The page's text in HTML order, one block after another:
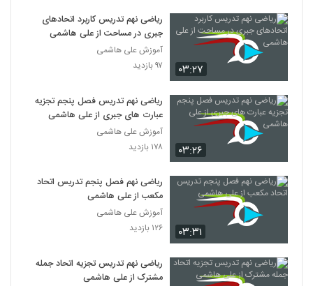
۰۳:۲۷
ریاضی نهم تدریس کاربرد اتحادهای
جبری در مساحت از علی هاشمی
آموزش علی هاشمی
۹۷ بازدید
۰۳:۲۶
ریاضی نهم تدریس فصل پنجم تجزیه
عبارت های جبری از علی هاشمی
آموزش علی هاشمی
۱۷۸ بازدید
۰۳:۳۱
ریاضی نهم فصل پنجم تدریس اتحاد
مکعب از علی هاشمی
آموزش علی هاشمی
۱۲۶ بازدید
ریاضی نهم تدریس تجزیه اتحاد جمله
مشترک از علی هاشمی